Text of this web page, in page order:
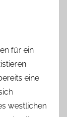
für ein
eine
westlichen